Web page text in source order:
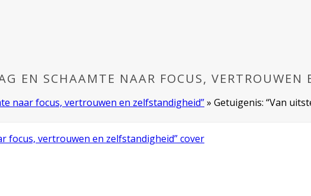
EN SCHAAMTE NAAR FOCUS, VERTROUWEN
naar focus, vertrouwen en zelfstandigheid”» Getuigenis: “Van